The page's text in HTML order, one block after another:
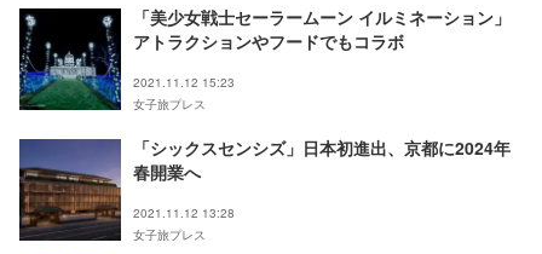
「美少女戦士セーラームーン イルミネーション」
アトラクションやフードでもコラボ
2021.11.12 15:23
女子旅プレス
「シックスセンシズ」日本初進出、京都に2024年
春開業へ
2021.11.12 13:28
女子旅プレス